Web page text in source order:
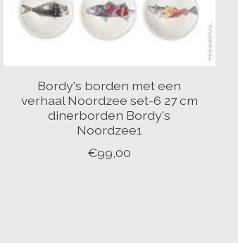
Bordy's borden met een
verhaal Noordzee set-6 27 cm
dinerborden Bordy's
Noordzee1
€99,00